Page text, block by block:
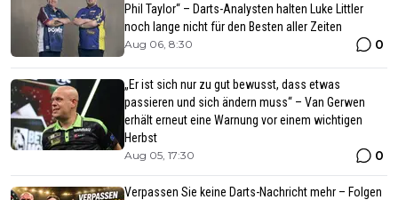
Phil Taylor“ – Darts-Analysten halten Luke Littler
noch lange nicht für den Besten aller Zeiten
Aug 06, 8:30 0
„Er ist sich nur zu gut bewusst, dass etwas
passieren und sich ändern muss“ – Van Gerwen
erhält erneut eine Warnung vor einem wichtigen
Herbst
Aug 05, 17:30 0
Verpassen Sie keine Darts-Nachricht mehr – Folgen